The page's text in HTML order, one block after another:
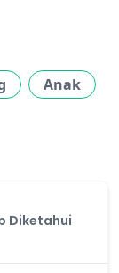
Anak
Diketahui